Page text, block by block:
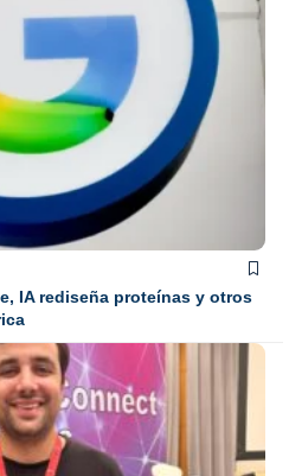
IA rediseña proteínas y otros